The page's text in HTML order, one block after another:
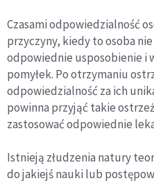
Czasami odpowiedzialność
przyczyny, kiedy to osoba
odpowiednie usposobienie i
pomyłek. Po otrzymaniu
odpowiedzialność za ich
powinna przyjąć takie
zastosować odpowiednie
Istnieją złudzenia natury
do jakiejś nauki lub